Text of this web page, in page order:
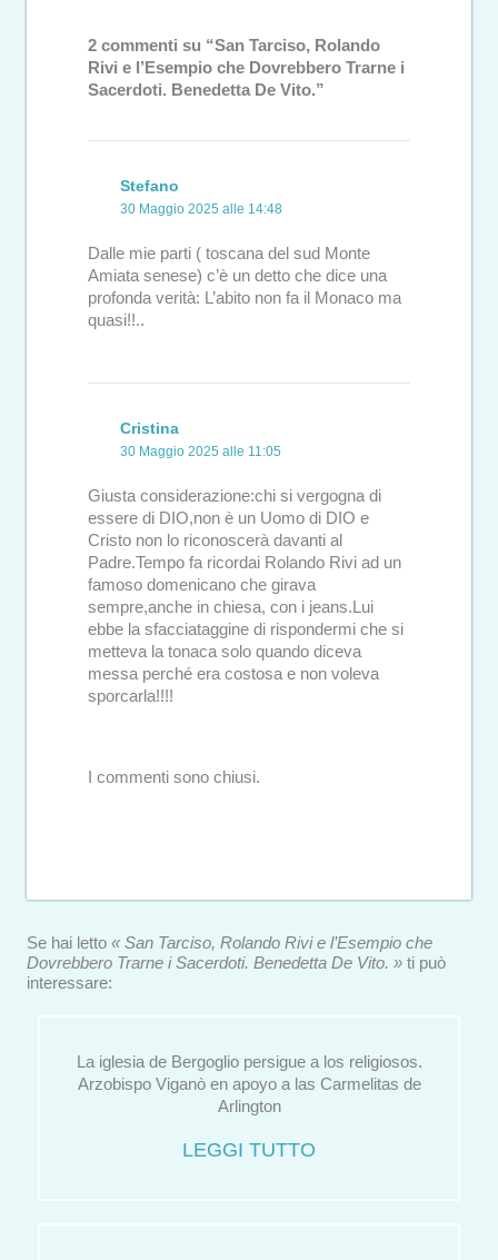
2 commenti su “San Tarciso, Rolando
Rivi e l’Esempio che Dovrebbero Trarne i
Sacerdoti. Benedetta De Vito.”
Stefano
30 Maggio 2025 alle 14:48
Dalle mie parti ( toscana del sud Monte
Amiata senese) c’è un detto che dice una
profonda verità: L’abito non fa il Monaco ma
quasi!!..
Cristina
30 Maggio 2025 alle 11:05
Giusta considerazione:chi si vergogna di
essere di DIO,non è un Uomo di DIO e
Cristo non lo riconoscerà davanti al
Padre.Tempo fa ricordai Rolando Rivi ad un
famoso domenicano che girava
sempre,anche in chiesa, con i jeans.Lui
ebbe la sfacciataggine di rispondermi che si
metteva la tonaca solo quando diceva
messa perché era costosa e non voleva
sporcarla!!!!
I commenti sono chiusi.
Se hai letto « San Tarciso, Rolando Rivi e l’Esempio che
Dovrebbero Trarne i Sacerdoti. Benedetta De Vito. » ti può
interessare:
La iglesia de Bergoglio persigue a los religiosos.
Arzobispo Viganò en apoyo a las Carmelitas de
Arlington
LEGGI TUTTO